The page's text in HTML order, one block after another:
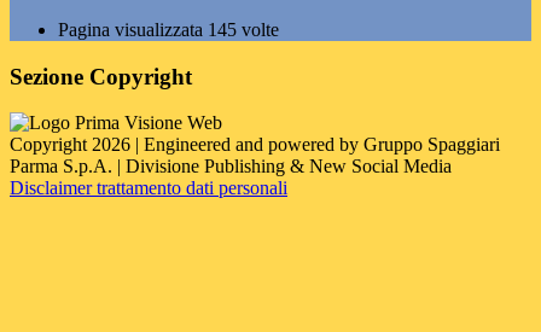
Pagina visualizzata 145 volte
Sezione Copyright
Copyright 2026 | Engineered and powered by Gruppo Spaggiari
Parma S.p.A. | Divisione Publishing & New Social Media
Disclaimer trattamento dati personali